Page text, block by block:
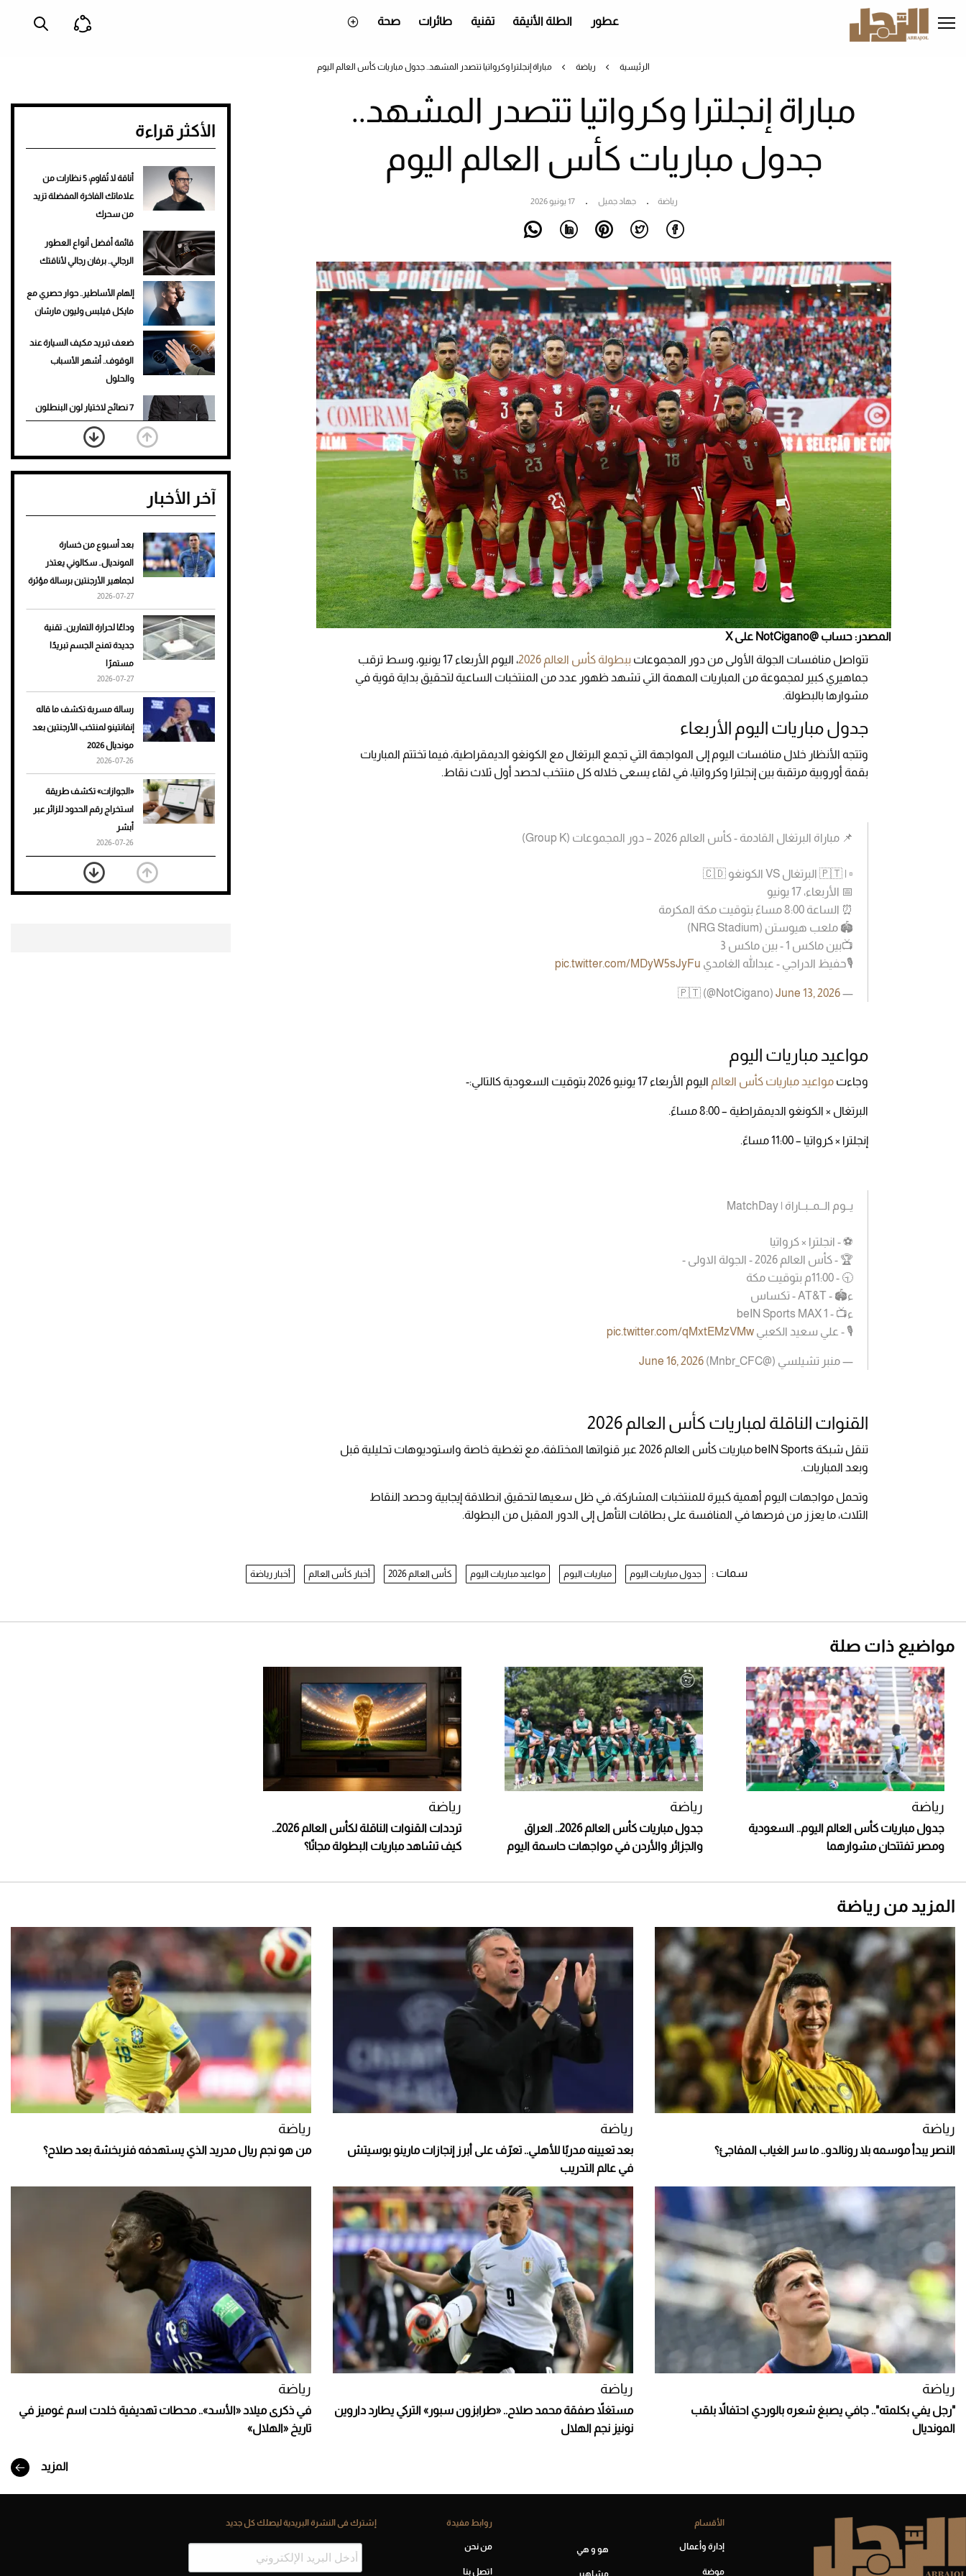
إلى
المحتوى
عطور الطلة الأنيقة تقنية طائرات صحة
الرئيسية رياضة مباراة إنجلترا وكرواتيا تتصدر المشهد.. جدول مباريات كأس العالم اليوم
مباراة إنجلترا وكرواتيا تتصدر المشهد..
جدول مباريات كأس العالم اليوم
رياضة جهاد جميل 17 يونيو 2026
المصدر: حساب @NotCigano على X
تتواصل منافسات الجولة الأولى من دور المجموعات ببطولة كأس العالم 2026
، اليوم الأربعاء 17 يونيو، وسط ترقب
جماهيري كبير لمجموعة من المباريات المهمة التي تشهد ظهور عدد من المنتخبات الساعية لتحقيق بداية قوية في
مشوارها بالبطولة.
جدول مباريات اليوم الأربعاء
وتتجه الأنظار خلال منافسات اليوم إلى المواجهة التي تجمع البرتغال مع الكونغو الديمقراطية، فيما تختتم المباريات
بقمة أوروبية مرتقبة بين إنجلترا وكرواتيا، في لقاء يسعى خلاله كل منتخب لحصد أول ثلاث نقاط.
📌 مباراة البرتغال القادمة - كأس العالم 2026 – دور المجموعات (Group K)
▫️ | 🇵🇹 البرتغال VS الكونغو 🇨🇩
📅 الأربعاء، 17 يونيو
⏰ الساعة 8:00 مساءً بتوقيت مكة المكرمة
🏟️ ملعب هيوستن (NRG Stadium)
📺بين ماكس 1 - بين ماكس 3
🎙️حفيظ الدراجي - عبدالله الغامدي pic.twitter.com/MDyW5sJyFu
— 🇵🇹 (@NotCigano)
June 13, 2026
مواعيد مباريات اليوم
وجاءت مواعيد مباريات كأس العالم اليوم الأربعاء 17 يونيو 2026 بتوقيت السعودية كالتالي:-
البرتغال × الكونغو الديمقراطية – 8:00 مساءً.
إنجلترا × كرواتيا – 11:00 مساءً.
يــوم الــمــبــاراة | MatchDay
⚽️ - انجلترا × كرواتيا
🏆 - كأس العالم 2026 - الجولة الاولى -
🕤 - 11:00م بتوقيت مكة
ء🏟 - AT&T - تكساس
ء📺 - beIN Sports MAX 1
🎙️ - علي سعيد الكعبي pic.twitter.com/qMxtEMzVMw
— منبر تشيلسي (@Mnbr_CFC) June 16, 2026
القنوات الناقلة لمباريات كأس العالم 2026
تنقل شبكة beIN Sports مباريات كأس العالم 2026 عبر قنواتها المختلفة، مع تغطية خاصة واستوديوهات تحليلية قبل
وبعد المباريات.
وتحمل مواجهات اليوم أهمية كبيرة للمنتخبات المشاركة، في ظل سعيها لتحقيق انطلاقة إيجابية وحصد النقاط
الثلاث، ما يعزز من فرصها في المنافسة على بطاقات التأهل إلى الدور المقبل من البطولة.
الأكثر قراءة
أناقة لا تُقاوم: 5 نظارات من
علاماتك الفاخرة المفضلة تزيد
من سحرك
قائمة أفضل أنواع العطور
الرجالي.. برفان رجالي لأناقتك
إلهام الأساطير.. حوار حصري مع
مايكل فيلبس وليون مارشان
ضعف تبريد مكيف السيارة عند
الوقوف.. أشهر الأسباب
والحلول
7 نصائح لاختيار لون البنطلون
المناسب للقميص الأسود
نرى المستقبل من خلال
تصميماتنا.. كيف حجزت 1886
تمنحك فخامة استثنائية
هوى الأبطال
أفضل تدريج للشعر الطويل
لإطلالة جريئة وعصرية
للرجال
آخر الأخبار
بعد أسبوع من خسارة
المونديال.. سكالوني يعتذر
لجماهير الأرجنتين برسالة مؤثرة
2026-07-27
وداعًا لحرارة التمارين.. تقنية
جديدة تمنح الجسم تبريدًا
مستمرًا
2026-07-27
رسالة مسربة تكشف ما قاله
إنفانتينو لمنتخب الأرجنتين بعد
مونديال 2026
2026-07-26
«الجوازات» تكشف طريقة
استخراج رقم الحدود للزائر عبر
أبشر
2026-07-26
بعد 7 أشهر من تعرضه لحادث
مروع.. جوشوا يفوز على برينغا
سمات : جدول مباريات اليوم مباريات اليوم مواعيد مباريات اليوم كأس العالم 2026 أخبار كأس العالم أخبار رياضة
مواضيع ذات صلة
رياضة
جدول مباريات كأس العالم اليوم.. السعودية
ومصر تفتتحان مشوارهما
رياضة
جدول مباريات كأس العالم 2026.. العراق
والجزائر والأردن في مواجهات حاسمة اليوم
رياضة
ترددات القنوات الناقلة لكأس العالم 2026..
كيف تشاهد مباريات البطولة مجانًا؟
المزيد من رياضة
رياضة
النصر يبدأ موسمه بلا رونالدو.. ما سر الغياب المفاجئ؟
رياضة
بعد تعيينه مدربًا للأهلي.. تعرّف على أبرز إنجازات مارينو بوسيتش
في عالم التدريب
رياضة
من هو نجم ريال مدريد الذي يستهدفه فنربخشة بعد صلاح؟
رياضة
"رجل يفي بكلمته".. جافي يصبغ شعره بالوردي احتفالاً بلقب
المونديال
رياضة
مستغلاً صفقة محمد صلاح.. «طرابزون سبور» التركي يطارد داروين
نونيز نجم الهلال
رياضة
في ذكرى ميلاد «الأسد».. محطات تهديفية خلدت اسم غوميز في
تاريخ «الهلال»
المزيد
الأقسام
إدارة وأعمال
موضة
هو و هي
مشاهير
روابط مفيدة
من نحن
اتصل بنا
إشترك فى النشرة البريدية ليصلك كل جديد